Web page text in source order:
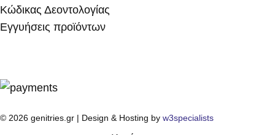
Κώδικας Δεοντολογίας
Εγγυήσεις προϊόντων
© 2026 genitries.gr | Design & Hosting by w3specialists